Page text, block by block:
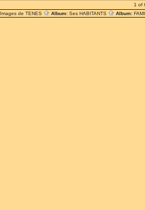
1 of
Images de TENES Album: Ses HABITANTS Album: